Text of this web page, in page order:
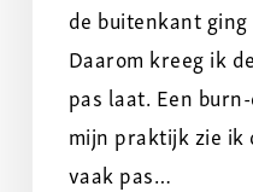
de buitenkant
Daarom kreeg ik
pas laat. Een
mijn praktijk zie ik
vaak pas…